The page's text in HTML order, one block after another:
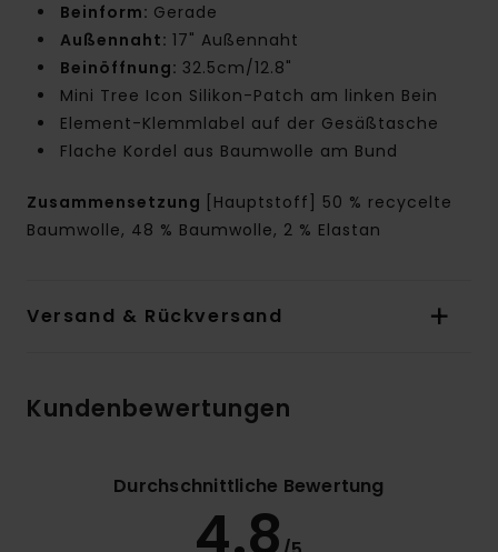
Beinform: Gerade
Außennaht: 17" Außennaht
Beinöffnung: 32.5cm/12.8"
Mini Tree Icon Silikon-Patch am linken Bein
Element-Klemmlabel auf der Gesäßtasche
Flache Kordel aus Baumwolle am Bund
Zusammensetzung
[Hauptstoff] 50 % recycelte
Baumwolle, 48 % Baumwolle, 2 % Elastan
Versand & Rückversand
Kundenbewertungen
Durchschnittliche Bewertung